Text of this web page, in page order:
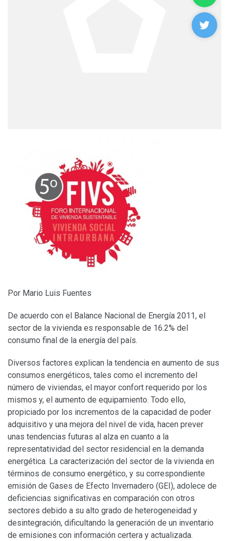
Por Mario Luis Fuentes
De acuerdo con el Balance Nacional de Energía 2011, el
sector de la vivienda es responsable de 16.2% del
consumo final de la energía del país.
Diversos factores explican la tendencia en aumento de sus
consumos energéticos, tales como el incremento del
número de viviendas, el mayor confort requerido por los
mismos y, el aumento de equipamiento. Todo ello,
propiciado por los incrementos de la capacidad de poder
adquisitivo y una mejora del nivel de vida, hacen prever
unas tendencias futuras al alza en cuanto a la
representatividad del sector residencial en la demanda
energética. La caracterización del sector de la vivienda en
términos de consumo energético, y su correspondiente
emisión de Gases de Efecto Invernadero (GEI), adolece de
deficiencias significativas en comparación con otros
sectores debido a su alto grado de heterogeneidad y
desintegración, dificultando la generación de un inventario
de emisiones con información certera y actualizada.